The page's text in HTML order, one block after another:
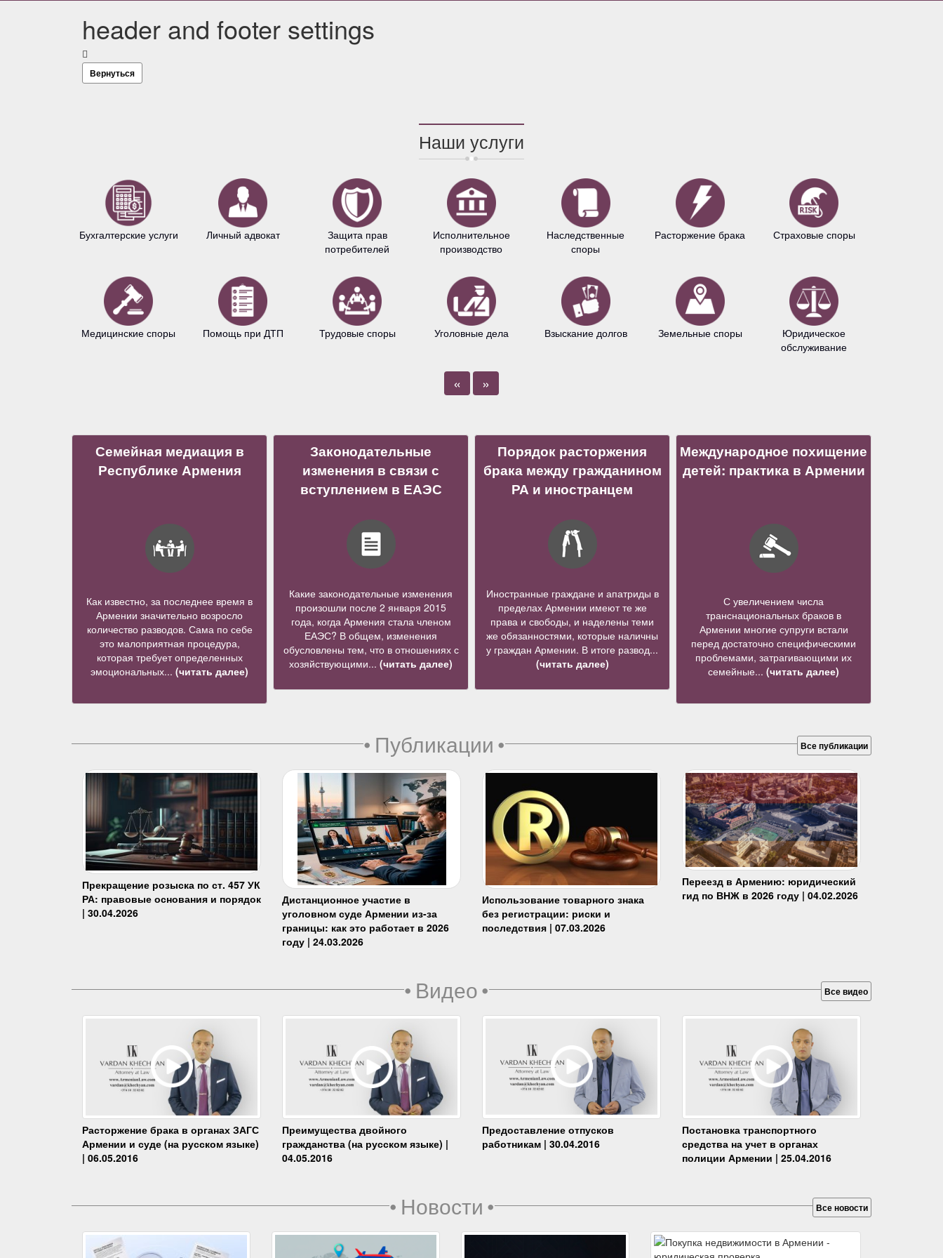
header and footer settings
Вернуться
Наши услуги
Бухгалтерские услуги
Медицинские споры
Личный адвокат
Помощь при ДТП
Защита прав
потребителей
Трудовые споры
Исполнительное
производство
Уголовные дела
Наследственные
споры
Взыскание долгов
Расторжение брака
Земельные споры
Страховые споры
Юридическое
обслуживание
« »
Семейная медиация в
Республике Армения
Как известно, за последнее время в
Армении значительно возросло
количество разводов. Сама по себе
это малоприятная процедура,
которая требует определенных
эмоциональных... (читать далее)
Законодательные
изменения в связи с
вступлением в ЕАЭС
Какие законодательные изменения
произошли после 2 января 2015
года, когда Армения стала членом
ЕАЭС? В общем, изменения
обусловлены тем, что в отношениях с
хозяйствующими... (читать далее)
Порядок расторжения
брака между гражданином
РА и иностранцем
Иностранные граждане и апатриды в
пределах Армении имеют те же
права и свободы, и наделены теми
же обязанностями, которые наличны
у граждан Армении. В итоге развод...
(читать далее)
Международное похищение
детей: практика в Армении
С увеличением числа
транснациональных браков в
Армении многие супруги встали
перед достаточно специфическими
проблемами, затрагивающими их
семейные... (читать далее)
• Публикации• Все публикации
Прекращение розыска по ст. 457 УК
РА: правовые основания и порядок
| 30.04.2026
Дистанционное участие в
уголовном суде Армении из-за
границы: как это работает в 2026
году | 24.03.2026
Использование товарного знака
без регистрации: риски и
последствия | 07.03.2026
Переезд в Армению: юридический
гид по ВНЖ в 2026 году | 04.02.2026
• Видео• Все видео
Расторжение брака в органах ЗАГС
Армении и суде (на русском языке)
| 06.05.2016
Преимущества двойного
гражданства (на русском языке) |
04.05.2016
Предоставление отпусков
работникам | 30.04.2016
Постановка транспортного
средства на учет в органах
полиции Армении | 25.04.2016
• Новости• Все новости